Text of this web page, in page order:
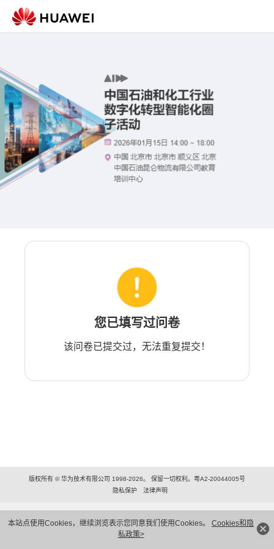
本站点使用Cookies，继续浏览表示您同意我们使用Cookies。 Cookies和隐
私政策>
您已填写过问卷
该问卷已提交过，无法重复提交！
版权所有 © 华为技术有限公司 1998-2026。 保留一切权利。粤A2-20044005号
隐私保护
法律声明